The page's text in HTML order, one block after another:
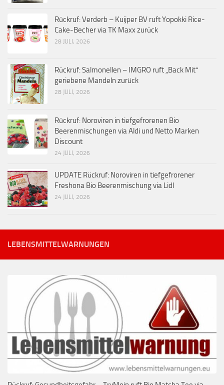
Rückruf: Verderb – Kuijper BV ruft Yopokki Rice-
Cake-Becher via TK Maxx zurück
28 JULI, 2026
Rückruf: Salmonellen – IMGRO ruft „Back Mit“
geriebene Mandeln zurück
28 JULI, 2026
Rückruf: Noroviren in tiefgefrorenen Bio
Beerenmischungen via Aldi und Netto Marken
Discount
24 JULI, 2026
UPDATE Rückruf: Noroviren in tiefgefrorener
Freshona Bio Beerenmischung via Lidl
24 JULI, 2026
LEBENSMITTELWARNUNGEN